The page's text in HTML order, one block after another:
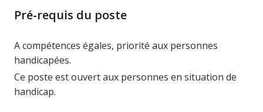
Pré-requis du poste
A compétences égales, priorité aux personnes
handicapées.
Ce poste est ouvert aux personnes en situation de
handicap.